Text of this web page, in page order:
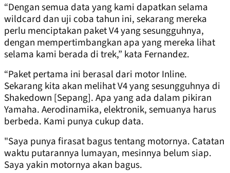
“Dengan semua data yang kami dapatkan selama
wildcard dan uji coba tahun ini, sekarang mereka
perlu menciptakan paket V4 yang sesungguhnya,
dengan mempertimbangkan apa yang mereka lihat
selama kami berada di trek,” kata Fernandez.
“Paket pertama ini berasal dari motor Inline.
Sekarang kita akan melihat V4 yang sesungguhnya di
Shakedown [Sepang]. Apa yang ada dalam pikiran
Yamaha. Aerodinamika, elektronik, semuanya harus
berbeda. Kami punya cukup data.
"Saya punya firasat bagus tentang motornya. Catatan
waktu putarannya lumayan, mesinnya belum siap.
Saya yakin motornya akan bagus.